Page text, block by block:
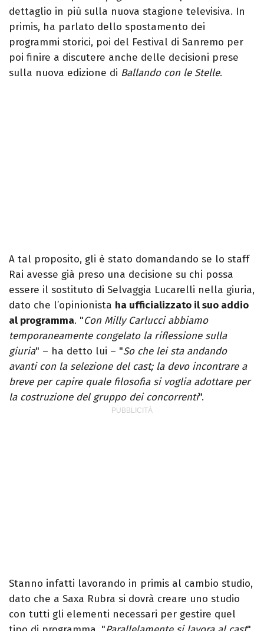
dettaglio in più sulla nuova stagione televisiva. In
primis, ha parlato dello spostamento dei
programmi storici, poi del Festival di Sanremo per
poi finire a discutere anche delle decisioni prese
sulla nuova edizione di Ballando con le Stelle.
A tal proposito, gli è stato domandando se lo staff
Rai avesse già preso una decisione su chi possa
essere il sostituto di Selvaggia Lucarelli nella giuria,
dato che l’opinionista ha ufficializzato il suo addio
al programma. "Con Milly Carlucci abbiamo
temporaneamente congelato la riflessione sulla
giuria" – ha detto lui – "So che lei sta andando
avanti con la selezione del cast; la devo incontrare a
breve per capire quale filosofia si voglia adottare per
la costruzione del gruppo dei concorrenti".
Stanno infatti lavorando in primis al cambio studio,
dato che a Saxa Rubra si dovrà creare uno studio
con tutti gli elementi necessari per gestire quel